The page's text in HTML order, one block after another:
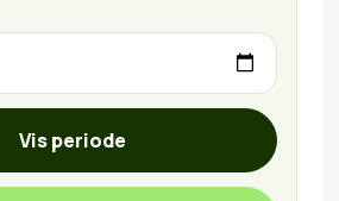
Vis periode